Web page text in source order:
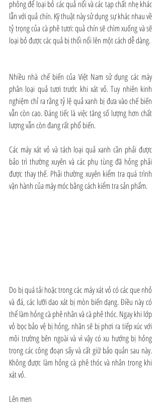
phông để loại bỏ các quả nổi và các tạp chất nhẹ khác
lẫn với quả chín. Kỹ thuật này sử dụng sự khác nhau về
tỷ trọng của cà phê tươi: quả chín sẽ chìm xuống và sẽ
loại bỏ được các quả bị thổi nổi lên một cách dễ dàng.
Nhiều nhà chế biến của Việt Nam sử dụng các máy
phân loại quả tươi trước khi xát vỏ. Tuy nhiên kinh
nghiệm chỉ ra rằng tỷ lệ quả xanh bị đưa vào chế biến
vẫn còn cao. Đáng tiếc là việc tăng số lượng hơn chất
lượng vẫn còn đang rất phổ biến.
Các máy xát vỏ và tách loại quả xanh cần phải được
bảo trì thường xuyên và các phụ tùng đã hỏng phải
được thay thế. Phải thường xuyên kiểm tra quá trình
vận hành của máy móc bằng cách kiểm tra sản phẩm.
Do bị quá tải hoặc trong các máy xát vỏ có các que nhỏ
và đá, các lưỡi dao xát bị mòn biến dạng. Điều này có
thể làm hỏng cà phê nhân và cà phê thóc. Ngay khi lớp
vỏ bọc bảo vệ bị hỏng, nhân sẽ bị phơi ra tiếp xúc với
môi trường bên ngoài và vì vậy có xu hướng bị hỏng
trong các công đoạn sấy và cất giữ bảo quản sau này.
Không được làm hỏng cà phê thóc và nhân trong khi
xát vỏ.
Lên men